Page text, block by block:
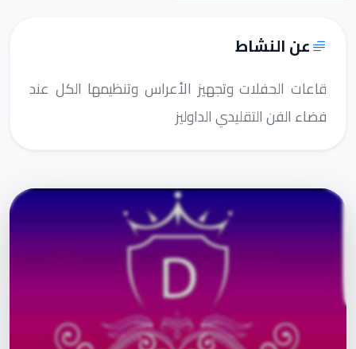
عن النشاط
قاعات الحفلات وتجهيز الأعراس وتنظيمها الكل عند
فضاء الفن التقليدي الداوليز